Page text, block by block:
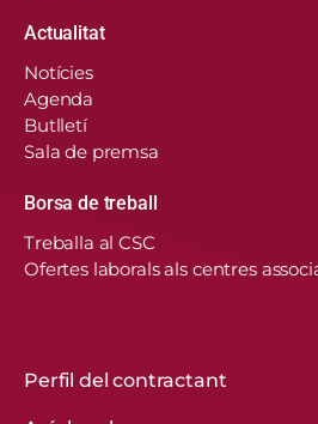
de Catalunya fa servir
tercers per recordar les
Obtenir més informació
Actualitat
Notícies
Agenda
Butlletí
Sala de premsa
Borsa de treball
Treballa al CSC
Ofertes laborals als centres
Perfil del contractant